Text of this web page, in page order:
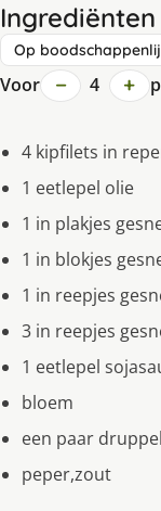
Ingrediënten
Op
Voor − 4 +
4 kipfilets in
1 eetlepel olie
1 in plakjes
1 in blokjes
1 in reepjes
3 in reepjes
1 eetlepel
bloem
een paar
peper,zout